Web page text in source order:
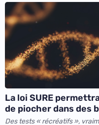
La loi SURE
de piocher dans des
Des tests « récréatifs »,